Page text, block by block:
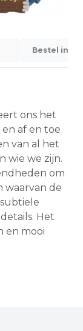
Bestel
ons het
af en toe
van al het
wie we zijn.
om
waarvan de
Het
en mooi